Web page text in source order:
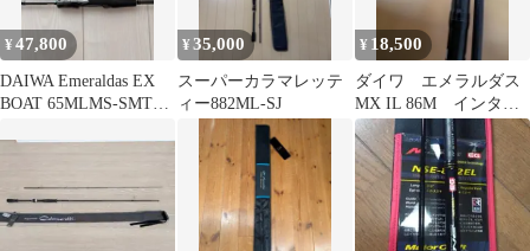
¥47,800
DAIWA Emeraldas EX
BOAT 65MLMS-SMTテ
¥35,000
スーパーカラマレッテ
ィー882ML-SJ
¥ 18,500
ダイワ エメラルダス
MX IL 86M インター
ラインモデル